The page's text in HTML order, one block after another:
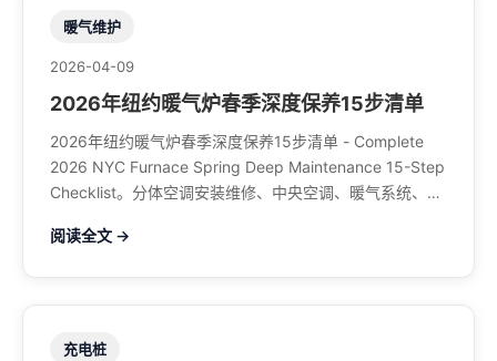
暖气维护
2026-04-09
2026年纽约暖气炉春季深度保养15步清单
2026年纽约暖气炉春季深度保养15步清单 - Complete
2026 NYC Furnace Spring Deep Maintenance 15-Step
Checklist。分体空调安装维修、中央空调、暖气系统、水
8979
阅读全文 →
充电桩